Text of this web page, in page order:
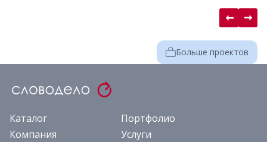
Больше проектов
Каталог
Портфолио
Компания
Услуги